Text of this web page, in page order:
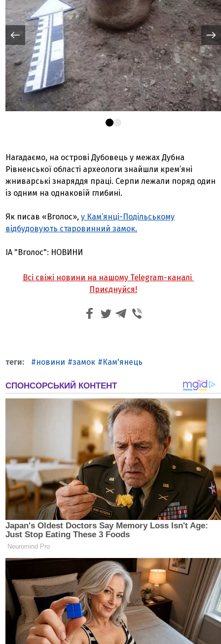
Нагадаємо, на острові Дубовець у межах Дубна
Рівненської області археологи знайшли крем’яні
жниварські знаряддя праці. Серпи лежали поряд один
із одним на однаковій глибині.
Як писав «Вголос»,у Кам’янці-Подільському
відбудовують старовинний замок.
ІА "Вголос": НОВИНИ
Всі свіжі новини на нашому Telegram-каналі
Приєднуйся!
новини замок Кам'янець